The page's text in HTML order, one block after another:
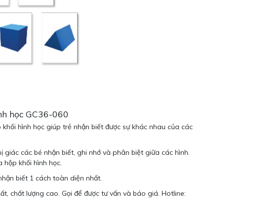
học GC36-060
hình học giúp trẻ nhận biết được sự khác nhau của các
các bé nhận biết, ghi nhớ và phân biệt giữa các hình.
hộp khối hình học.
biết 1 cách toàn diện nhất.
chất lượng cao. Gọi để được tư vấn và báo giá. Hotline: